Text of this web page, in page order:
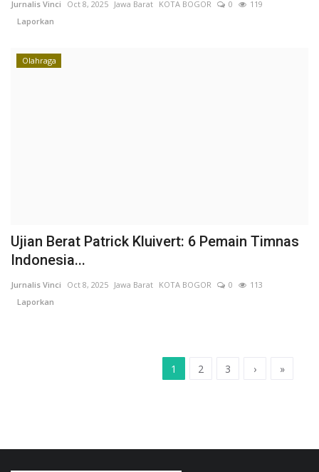
Jurnalis Vinci Oct 8, 2025 Jawa Barat KOTA BOGOR 0
119
Laporkan
Olahraga
Ujian Berat Patrick Kluivert: 6 Pemain Timnas
Indonesia...
Jurnalis Vinci Oct 8, 2025 Jawa Barat KOTA BOGOR 0
113
Laporkan
1 2 3 › »